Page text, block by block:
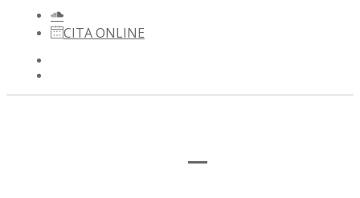
CITA ONLINE